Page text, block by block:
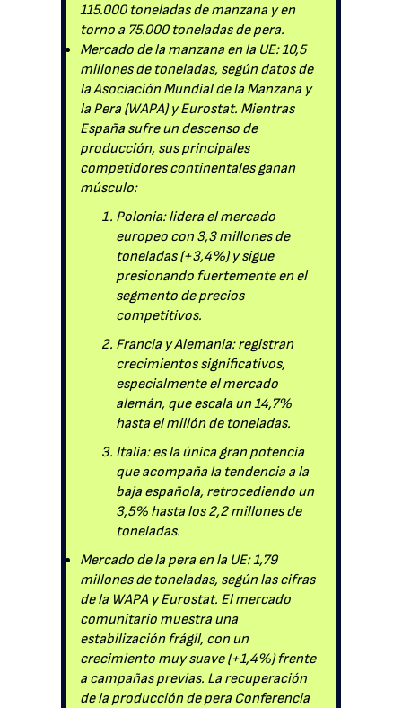
115.000 toneladas de manzana y en
torno a 75.000 toneladas de pera.
Mercado de la manzana en la UE: 10,5
millones de toneladas, según datos de
la Asociación Mundial de la Manzana y
la Pera (WAPA) y Eurostat. Mientras
España sufre un descenso de
producción, sus principales
competidores continentales ganan
músculo:
Polonia: lidera el mercado
europeo con 3,3 millones de
toneladas (+3,4%) y sigue
presionando fuertemente en el
segmento de precios
competitivos.
Francia y Alemania: registran
crecimientos significativos,
especialmente el mercado
alemán, que escala un 14,7%
hasta el millón de toneladas.
Italia: es la única gran potencia
que acompaña la tendencia a la
baja española, retrocediendo un
3,5% hasta los 2,2 millones de
toneladas.
Mercado de la pera en la UE: 1,79
millones de toneladas, según las cifras
de la WAPA y Eurostat. El mercado
comunitario muestra una
estabilización frágil, con un
crecimiento muy suave (+1,4%) frente
a campañas previas. La recuperación
de la producción de pera Conferencia